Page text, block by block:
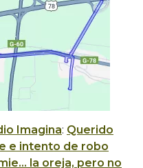
Imagina: Querido
e intento de robo
la oreja, pero no